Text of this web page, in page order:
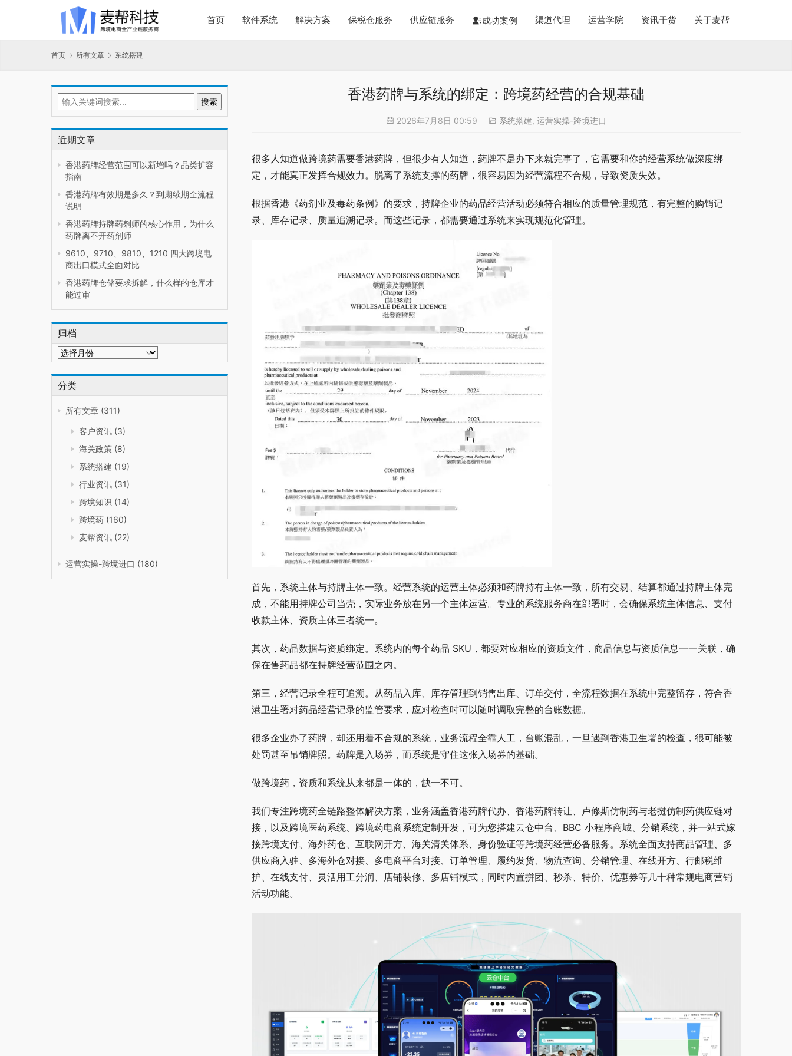
首页 软件系统 解决方案 保税仓服务 供应链服务 成功案例 渠道代理 运营学院 资讯干货 关于麦帮
首页 所有文章 系统搭建
近期文章
香港药牌经营范围可以新增吗？品类扩容
指南
香港药牌有效期是多久？到期续期全流程
说明
香港药牌持牌药剂师的核心作用，为什么
药牌离不开药剂师
9610、9710、9810、1210 四大跨境电
商出口模式全面对比
香港药牌仓储要求拆解，什么样的仓库才
能过审
归档
归
档
分类
所有文章 (311)
客户资讯 (3)
海关政策 (8)
系统搭建 (19)
行业资讯 (31)
跨境知识 (14)
跨境药 (160)
麦帮资讯 (22)
运营实操-跨境进口 (180)
香港药牌与系统的绑定：跨境药经营的合规基础
2026年7月8日 00:59 系统搭建, 运营实操-跨境进口
很多人知道做跨境药需要香港药牌，但很少有人知道，药牌不是办下来就完事了，它需要和你的经营系统做深度绑
定，才能真正发挥合规效力。脱离了系统支撑的药牌，很容易因为经营流程不合规，导致资质失效。
根据香港《药剂业及毒药条例》的要求，持牌企业的药品经营活动必须符合相应的质量管理规范，有完整的购销记
录、库存记录、质量追溯记录。而这些记录，都需要通过系统来实现规范化管理。
首先，系统主体与持牌主体一致。经营系统的运营主体必须和药牌持有主体一致，所有交易、结算都通过持牌主体完
成，不能用持牌公司当壳，实际业务放在另一个主体运营。专业的系统服务商在部署时，会确保系统主体信息、支付
收款主体、资质主体三者统一。
其次，药品数据与资质绑定。系统内的每个药品 SKU，都要对应相应的资质文件，商品信息与资质信息一一关联，确
保在售药品都在持牌经营范围之内。
第三，经营记录全程可追溯。从药品入库、库存管理到销售出库、订单交付，全流程数据在系统中完整留存，符合香
港卫生署对药品经营记录的监管要求，应对检查时可以随时调取完整的台账数据。
很多企业办了药牌，却还用着不合规的系统，业务流程全靠人工，台账混乱，一旦遇到香港卫生署的检查，很可能被
处罚甚至吊销牌照。药牌是入场券，而系统是守住这张入场券的基础。
做跨境药，资质和系统从来都是一体的，缺一不可。
我们专注跨境药全链路整体解决方案，业务涵盖香港药牌代办、香港药牌转让、卢修斯仿制药与老挝仿制药供应链对
接，以及跨境医药系统、跨境药电商系统定制开发，可为您搭建云仓中台、BBC 小程序商城、分销系统，并一站式嫁
接跨境支付、海外药仓、互联网开方、海关清关体系、身份验证等跨境药经营必备服务。系统全面支持商品管理、多
供应商入驻、多海外仓对接、多电商平台对接、订单管理、履约发货、物流查询、分销管理、在线开方、行邮税维
护、在线支付、灵活用工分润、店铺装修、多店铺模式，同时内置拼团、秒杀、特价、优惠券等几十种常规电商营销
活动功能。